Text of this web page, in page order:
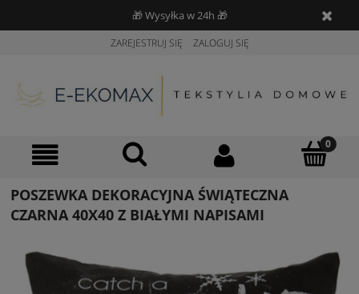
🎁 Wysyłka w 24h 🎁
ZAREJESTRUJ SIĘ ZALOGUJ SIĘ
POSZEWKA DEKORACYJNA ŚWIĄTECZNA
CZARNA 40X40 Z BIAŁYMI NAPISAMI